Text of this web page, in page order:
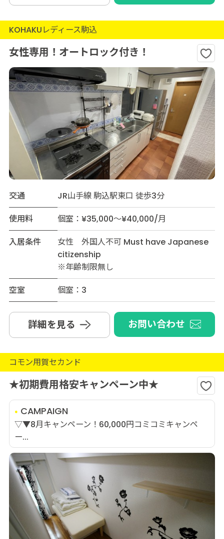
KOHAKUレディース駒込
女性専用！オートロック付き！
交通
JR山手線 駒込駅東口 徒歩3分
使用料
個室：¥35,000～¥40,000/月
入居条件
女性 外国人不可 Must have Japanese
citizenship
※年齢制限無し
空室
個室：3
詳細を見る お問い合わせ
コモン用賀セカンド
★初期費用格安キャンペーン中★
CAMPAIGN
▽▼8月キャンペーン！60,000円コミコミキャンペ
ー...